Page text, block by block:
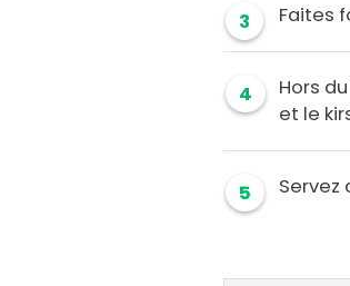
3 Faites
4
Hors
et le
5 Servez